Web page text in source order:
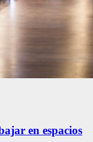
en espacios